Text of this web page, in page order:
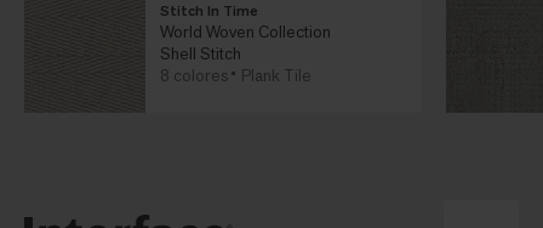
Stitch In Time
World Woven Collection
Shell Stitch
8 colores
Plank Tile